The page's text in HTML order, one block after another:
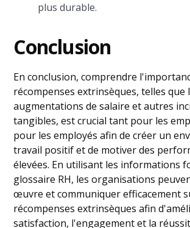
plus durable.
Conclusion
En conclusion, comprendre
récompenses extrinsèques, telles que
augmentations de salaire et autres
tangibles, est crucial tant pour les
pour les employés afin de créer un
travail positif et de motiver des
élevées. En utilisant les informations
glossaire RH, les organisations
œuvre et communiquer efficacement
récompenses extrinsèques afin
satisfaction, l'engagement et la